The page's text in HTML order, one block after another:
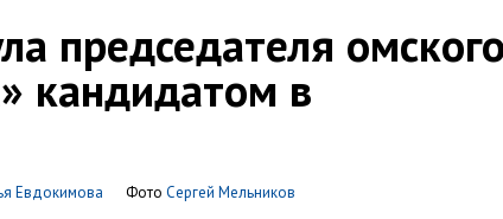
председателя
кандидатом в
Евдокимова Фото Сергей Мельников